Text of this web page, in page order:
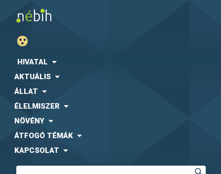
HIVATAL
AKTUÁLIS
ÁLLAT
ÉLELMISZER
NÖVÉNY
ÁTFOGÓ TÉMÁK
KAPCSOLAT